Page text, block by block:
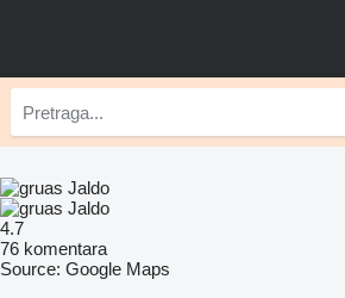
4.7
76 komentara
Source: Google Maps